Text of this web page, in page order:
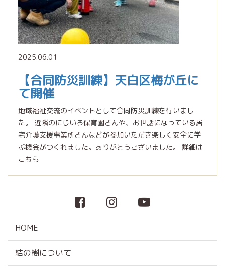
2025.06.01
【合同防災訓練】天白区梅が丘に
て開催
地域福祉交流のイベントとして合同防災訓練を行いまし
た。 近隣のにじいろ保育園さんや、お世話になっている居
宅介護支援事業所さんなどが参加いただき楽しく安全に学
ぶ機会がつくれました。ありがとうございました。 詳細は
こちら
HOME
結の樹について